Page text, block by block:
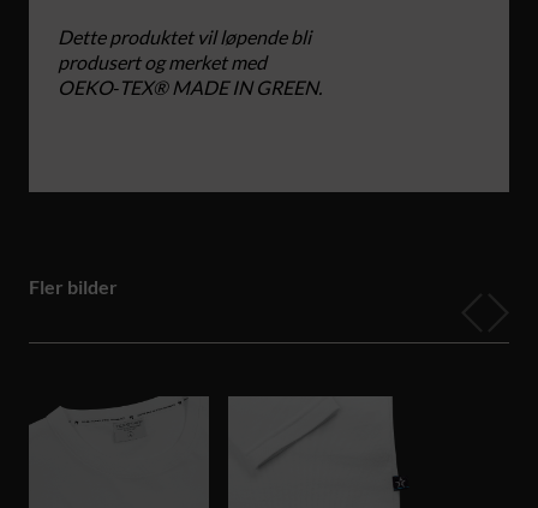
Dette produktet vil løpende bli
produsert og merket med
OEKO‑TEX® MADE IN GREEN.
Fler bilder